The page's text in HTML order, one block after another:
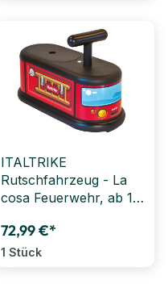
ITALTRIKE
Rutschfahrzeug - La
cosa Feuerwehr, ab 1
72,99 €*
1 Stück